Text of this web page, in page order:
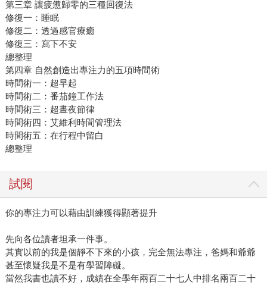
第三章 讓疲憊歸零的三種回復法
修復一：睡眠
修復二：透過感官療癒
修復三：寫下不安
總整理
第四章 自然創造出專注力的五項時間術
時間術一：超早起
時間術二：番茄鐘工作法
時間術三：超晝夜節律
時間術四：艾維利時間管理法
時間術五：在行程中留白
總整理
試閱
你的專注力可以藉由訓練獲得顯著提升
先向各位讀者坦承一件事。
其實以前的我是個靜不下來的小孩，完全無法專注，爸媽和爺爺
甚至懷疑我是不是有學習障礙。
當然我書也讀不好，成績在全學年兩百二十七人中排名兩百二十